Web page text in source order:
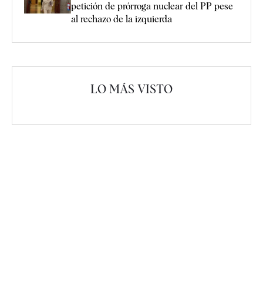
petición de prórroga nuclear del PP pese
al rechazo de la izquierda
LO MÁS VISTO